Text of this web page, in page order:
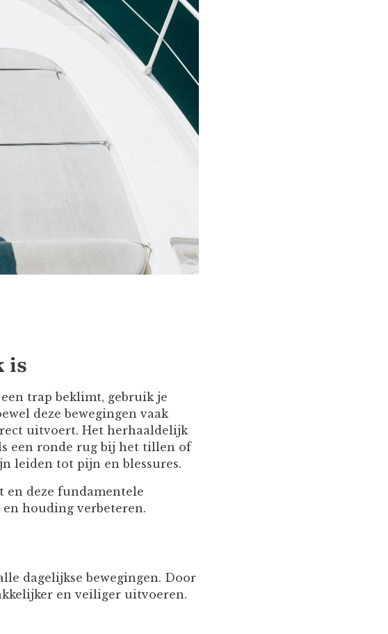
is
trap beklimt, gebruik je
deze bewegingen vaak
uitvoert. Het herhaaldelijk
een ronde rug bij het tillen of
leiden tot pijn en blessures.
en deze fundamentele
houding verbeteren.
dagelijkse bewegingen. Door
en veiliger uitvoeren.